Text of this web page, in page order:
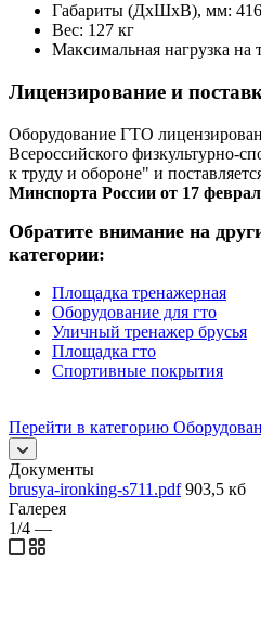
Габариты (ДхШхВ), мм:
Вес: 127 кг
Максимальная нагрузка на
Лицензирование и
Оборудование ГТО
Всероссийского физкультурно-
к труду и обороне" и
Минспорта России от 17
Обратите внимание на
категории:
Площадка тренажерная
Оборудование для гто
Уличный тренажер брусья
Площадка гто
Спортивные покрытия
Перейти в категорию
Документы
brusya-ironking-s711.pdf 903,5 кб
Галерея
1/4 —